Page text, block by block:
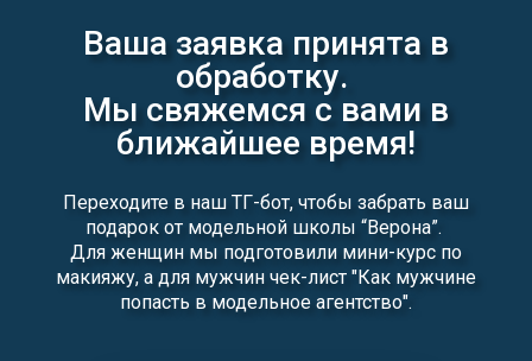
Ваша заявка принята в
обработку.
Мы свяжемся с вами в
ближайшее время!
Переходите в наш ТГ-бот, чтобы забрать ваш
подарок от модельной школы “Верона”.
Для женщин мы подготовили мини-курс по
макияжу, а для мужчин чек-лист "Как мужчине
попасть в модельное агентство".